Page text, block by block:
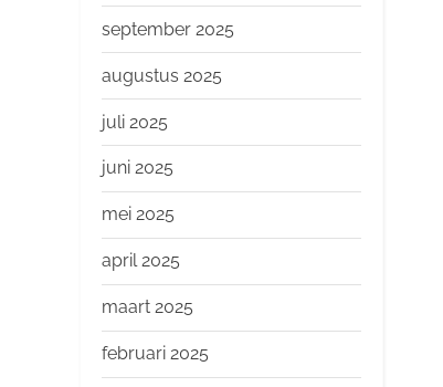
september 2025
augustus 2025
juli 2025
juni 2025
mei 2025
april 2025
maart 2025
februari 2025